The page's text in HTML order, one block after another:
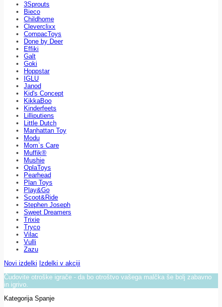
3Sprouts
Bieco
Childhome
Cleverclixx
CompacToys
Done by Deer
Effiki
Galt
Goki
Hoppstar
IGLU
Janod
Kid's Concept
KikkaBoo
Kinderfeets
Lilliputiens
Little Dutch
Manhattan Toy
Modu
Mom`s Care
Muffik®
Mushie
OplaToys
Pearhead
Plan Toys
Play&Go
Scoot&Ride
Stephen Joseph
Sweet Dreamers
Trixie
Tryco
Vilac
Vulli
Zazu
Novi izdelki Izdelki v akciji
Čudovite otroške igrače - da bo otroštvo vašega malčka še bolj zabavno
in igrivo.
Kategorija Spanje